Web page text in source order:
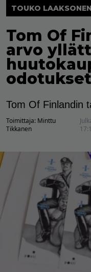
TOUKO LAAKSONEN
Tom Of
arvo
odotukset
Tom Of Finlandin
Toimittaja: Minttu
Tikkanen